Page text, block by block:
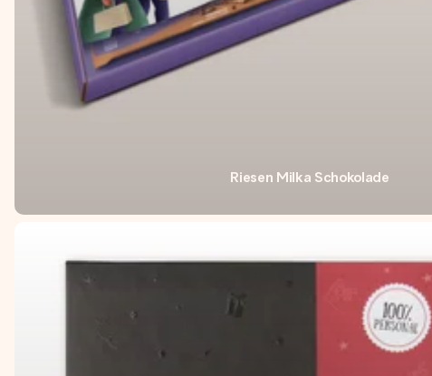
Riesen Milka Schokolade